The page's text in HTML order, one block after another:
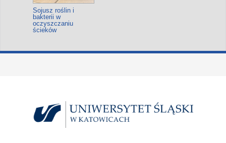
Sojusz roślin i
bakterii w
oczyszczaniu
ścieków